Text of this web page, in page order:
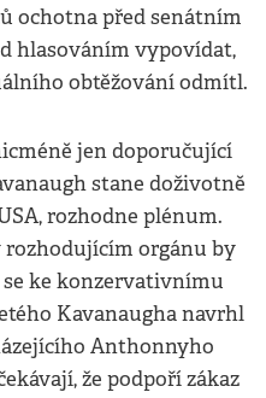
ochotna před senátním
hlasováním vypovídat,
obtěžování odmítl.
jen doporučující
stane doživotně
rozhodne plénum.
rozhodujícím orgánu by
ke konzervativnímu
Kavanaugha navrhl
Anthonnyho
že podpoří zákaz